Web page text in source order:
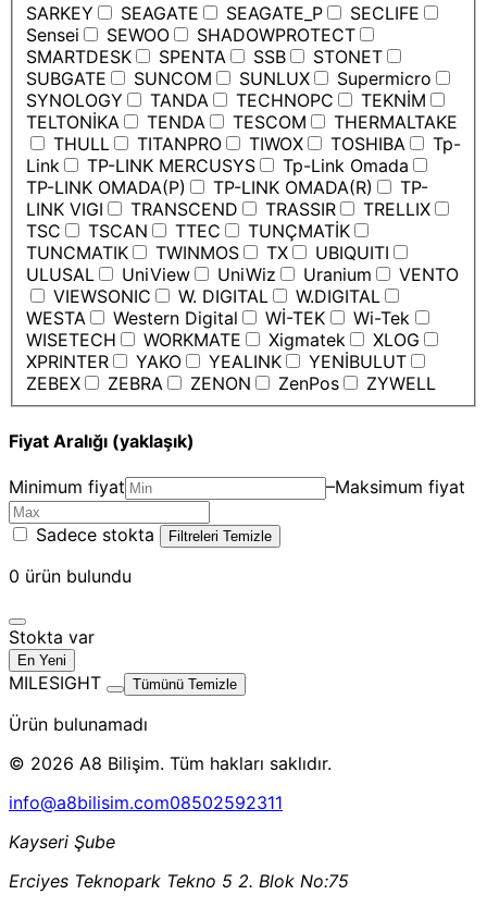
SARKEY
SEAGATE SEAGATE_P
SECLIFE
Sensei
SEWOO
SHADOWPROTECT
SMARTDESK
SPENTA SSB
STONET
SUBGATE
SUNCOM SUNLUX
Supermicro
SYNOLOGY
TANDA TECHNOPC
TEKNİM
TELTONİKA
TENDA TESCOM
THERMALTAKE
THULL
TITANPRO TIWOX TOSHIBA
Tp-
Link
TP-LINK MERCUSYS
Tp-Link Omada
TP-LINK OMADA(P)
TP-LINK OMADA(R)
TP-
LINK VIGI
TRANSCEND TRASSIR
TRELLIX
TSC
TSCAN TTEC
TUNÇMATİK
TUNCMATIK
TWINMOS TX
UBIQUITI
ULUSAL
UniView UniWiz Uranium
VENTO
VIEWSONIC
W. DIGITAL
W.DIGITAL
WESTA
Western Digital Wİ-TEK
Wi-Tek
WISETECH
WORKMATE Xigmatek
XLOG
XPRINTER
YAKO YEALINK
YENİBULUT
ZEBEX
ZEBRA ZENON ZenPos ZYWELL
Fiyat Aralığı (yaklaşık)
Minimum fiyat –Maksimum fiyat
Sadece stokta Filtreleri Temizle
0 ürün bulundu
Stokta var
En Yeni
MILESIGHT Tümünü Temizle
Ürün bulunamadı
© 2026 A8 Bilişim. Tüm hakları saklıdır.
info@a8bilisim.com08502592311
Kayseri Şube
Erciyes Teknopark Tekno 5 2. Blok No:75